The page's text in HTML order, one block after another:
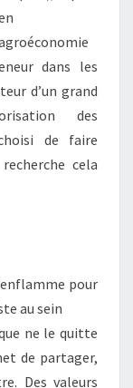
dans les
d’un grand
des
de faire
cela
pour
au sein
ne le quitte
de partager,
Des valeurs